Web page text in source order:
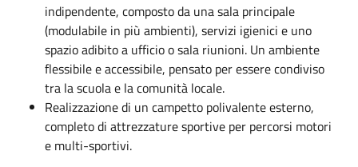
indipendente, composto da una sala principale
(modulabile in più ambienti), servizi igienici e uno
spazio adibito a ufficio o sala riunioni. Un ambiente
flessibile e accessibile, pensato per essere condiviso
tra la scuola e la comunità locale.
Realizzazione di un campetto polivalente esterno,
completo di attrezzature sportive per percorsi motori
e multi-sportivi.